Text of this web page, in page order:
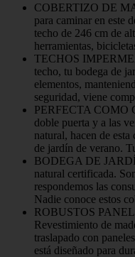
COBERTIZO DE
para caminar en este
techo de 246 cm de
herramientas,
TECHOS
techo, tu bodega de
elementos,
seguridad, viene
PERFECTA COMO
doble puerta y a las
natural, hacen de
de jardín de verano.
BODEGA DE
natural certificada.
respondemos las
Nadie conoce estos
ROBUSTOS
Revestimiento de
traslapado con
está diseñado para